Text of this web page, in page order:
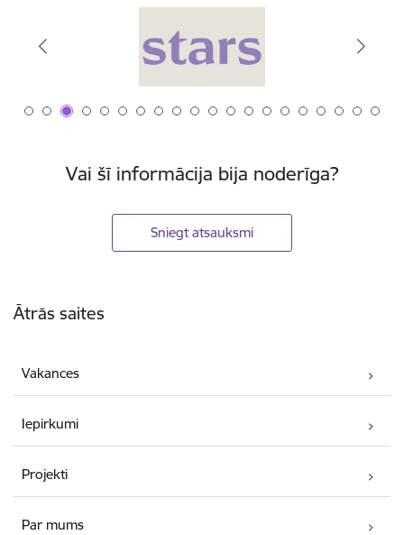
Vai šī informācija bija noderīga?
Sniegt atsauksmi
Ātrās saites
Vakances
Iepirkumi
Projekti
Par mums